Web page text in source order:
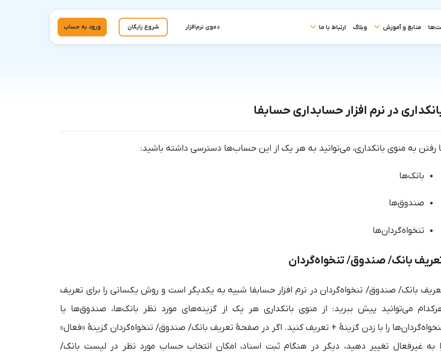
منابع و آموزش وبلاگ ارتباط با ما دموی نرم‌افزار شروع رایگان ورود به حساب
در نرم افزار حسابداری حسابفا
رفتن به منوی بانکداری، می‌توانید به هر یک از این حساب‌ها دسترسی داشته باشید:
بانک‌ها
صندوق‌ها
تنخواه‌گردان‌ها
بانک/ صندوق/ تنخواه‌گردان
بانک/ صندوق/ تنخواه‌گردان در نرم افزار حسابفا شبیه به یکدیگر است و روش یکسانی را برای تعریف
می‌توانید پیش ببرید: از منوی بانکداری هر یک از گزینه‌های مورد نظر بانک‌ها، صندوق‌ها یا
را با زدن گزینۀ + تعریف کنید. اگر در صفحۀ تعریف بانک/ صندوق/ تنخواه‌گردان گزینۀ «فعال»
به غیرفعال تغییر دهید، دیگر در هنگام ثبت اسناد، امکان انتخاب حساب مورد نظر در لیست بانک/